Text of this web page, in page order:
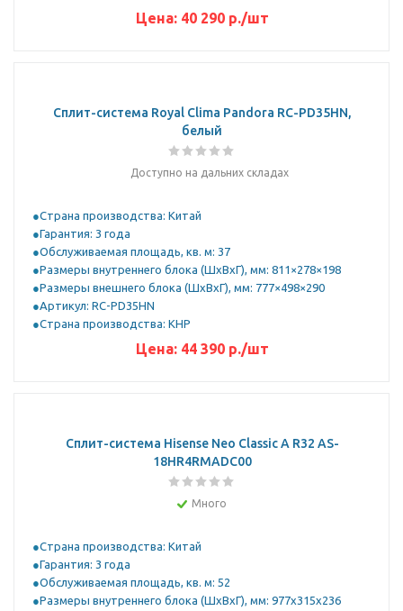
Цена: 40 290р./шт
Сплит-система Royal Clima Pandora RC-PD35HN,
белый
Доступно на дальних складах
Страна производства: Китай
Гарантия: 3 года
Обслуживаемая площадь, кв. м: 37
Размеры внутреннего блока (ШхВхГ), мм: 811×278×198
Размеры внешнего блока (ШхВхГ), мм: 777×498×290
Артикул: RC-PD35HN
Страна производства: КНР
Цена: 44 390р./шт
Сплит-система Hisense Neo Classic A R32 AS-
18HR4RMADC00
Много
Страна производства: Китай
Гарантия: 3 года
Обслуживаемая площадь, кв. м: 52
Размеры внутреннего блока (ШхВхГ), мм: 977x315x236